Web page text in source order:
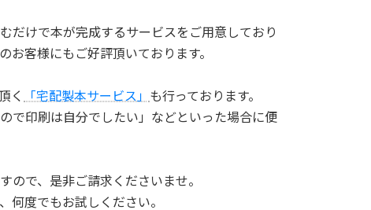
だけで本が完成するサービスをご用意しており
お客様にもご好評頂いております。
く 「宅配製本サービス」 も行っております。
で印刷は自分でしたい」などといった場合に便
ので、是非ご請求くださいませ。
何度でもお試しください。